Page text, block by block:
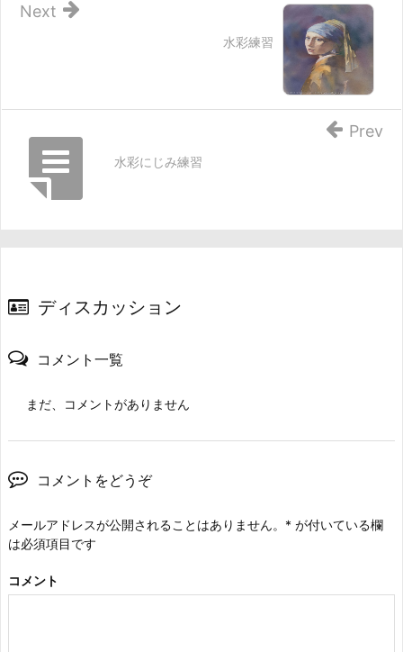
水彩練習
Next
水彩にじみ練習
Prev
ディスカッション
コメント一覧
まだ、コメントがありません
コメントをどうぞ
メールアドレスが公開されることはありません。 * が付いている欄
は必須項目です
コメント